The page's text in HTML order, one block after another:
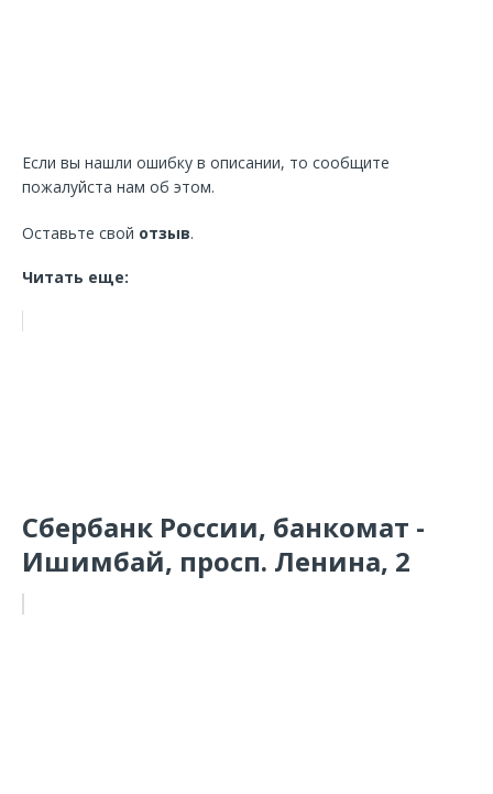
Если вы нашли ошибку в описании, то сообщите
пожалуйста нам об этом.
Оставьте свой отзыв.
Читать еще:
Сбербанк России, банкомат -
Ишимбай, просп. Ленина, 2